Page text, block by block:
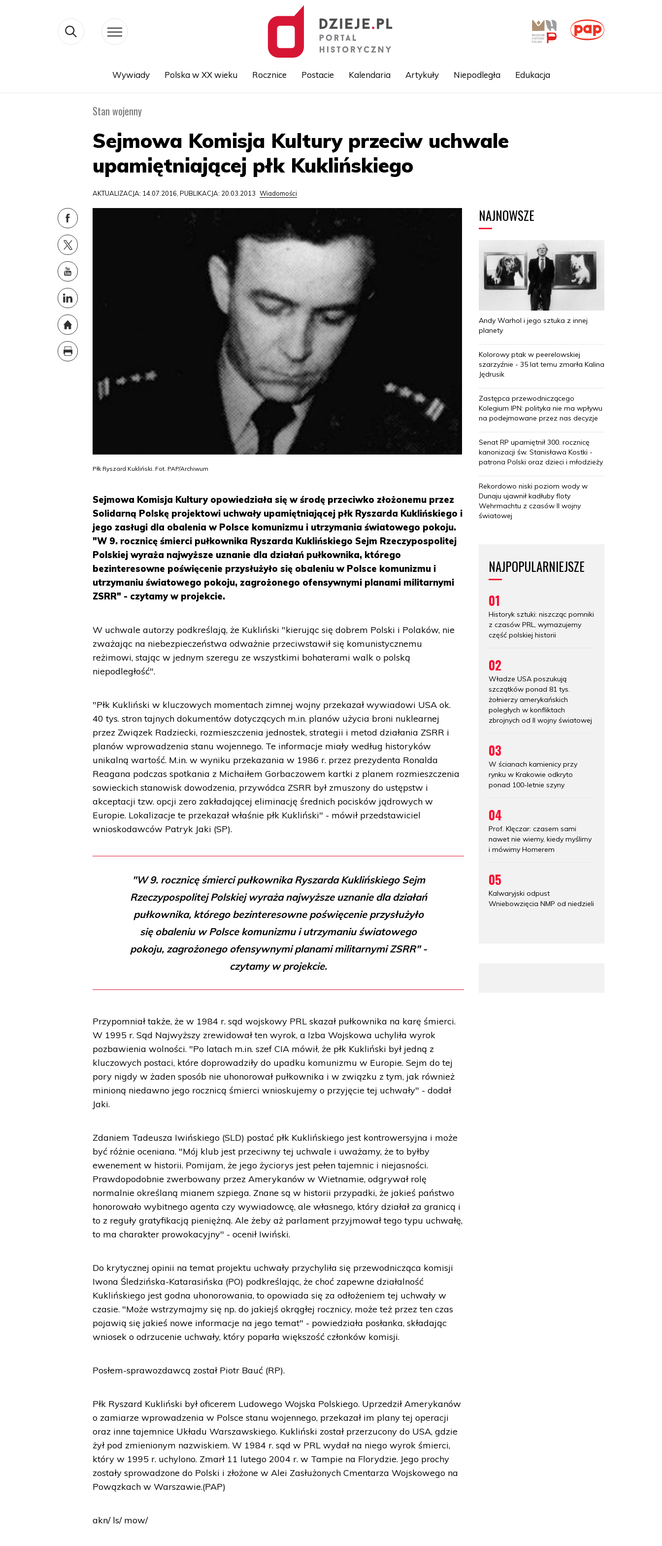
Wywiady Polska w XX wieku Rocznice Postacie Kalendaria Artykuły Niepodległa Edukacja
Stan wojenny
Sejmowa Komisja Kultury przeciw uchwale
upamiętniającej płk Kuklińskiego
AKTUALIZACJA: 14.07.2016, PUBLIKACJA: 20.03.2013 Wiadomości
Płk Ryszard Kukliński. Fot. PAP/Archiwum
Sejmowa Komisja Kultury opowiedziała się w środę przeciwko złożonemu przez
Solidarną Polskę projektowi uchwały upamiętniającej płk Ryszarda Kuklińskiego i
jego zasługi dla obalenia w Polsce komunizmu i utrzymania światowego pokoju.
"W 9. rocznicę śmierci pułkownika Ryszarda Kuklińskiego Sejm Rzeczypospolitej
Polskiej wyraża najwyższe uznanie dla działań pułkownika, którego
bezinteresowne poświęcenie przysłużyło się obaleniu w Polsce komunizmu i
utrzymaniu światowego pokoju, zagrożonego ofensywnymi planami militarnymi
ZSRR" - czytamy w projekcie.
W uchwale autorzy podkreślają, że Kukliński "kierując się dobrem Polski i Polaków, nie
zważając na niebezpieczeństwa odważnie przeciwstawił się komunistycznemu
reżimowi, stając w jednym szeregu ze wszystkimi bohaterami walk o polską
niepodległość".
"Płk Kukliński w kluczowych momentach zimnej wojny przekazał wywiadowi USA ok.
40 tys. stron tajnych dokumentów dotyczących m.in. planów użycia broni nuklearnej
przez Związek Radziecki, rozmieszczenia jednostek, strategii i metod działania ZSRR i
planów wprowadzenia stanu wojennego. Te informacje miały według historyków
unikalną wartość. M.in. w wyniku przekazania w 1986 r. przez prezydenta Ronalda
Reagana podczas spotkania z Michaiłem Gorbaczowem kartki z planem rozmieszczenia
sowieckich stanowisk dowodzenia, przywódca ZSRR był zmuszony do ustępstw i
akceptacji tzw. opcji zero zakładającej eliminację średnich pocisków jądrowych w
Europie. Lokalizacje te przekazał właśnie płk Kukliński" - mówił przedstawiciel
wnioskodawców Patryk Jaki (SP).
"W 9. rocznicę śmierci pułkownika Ryszarda Kuklińskiego Sejm
Rzeczypospolitej Polskiej wyraża najwyższe uznanie dla działań
pułkownika, którego bezinteresowne poświęcenie przysłużyło
się obaleniu w Polsce komunizmu i utrzymaniu światowego
pokoju, zagrożonego ofensywnymi planami militarnymi ZSRR" -
czytamy w projekcie.
Przypomniał także, że w 1984 r. sąd wojskowy PRL skazał pułkownika na karę śmierci.
W 1995 r. Sąd Najwyższy zrewidował ten wyrok, a Izba Wojskowa uchyliła wyrok
pozbawienia wolności. "Po latach m.in. szef CIA mówił, że płk Kukliński był jedną z
kluczowych postaci, które doprowadziły do upadku komunizmu w Europie. Sejm do tej
pory nigdy w żaden sposób nie uhonorował pułkownika i w związku z tym, jak również
minioną niedawno jego rocznicą śmierci wnioskujemy o przyjęcie tej uchwały" - dodał
Jaki.
Zdaniem Tadeusza Iwińskiego (SLD) postać płk Kuklińskiego jest kontrowersyjna i może
być różnie oceniana. "Mój klub jest przeciwny tej uchwale i uważamy, że to byłby
ewenement w historii. Pomijam, że jego życiorys jest pełen tajemnic i niejasności.
Prawdopodobnie zwerbowany przez Amerykanów w Wietnamie, odgrywał rolę
normalnie określaną mianem szpiega. Znane są w historii przypadki, że jakieś państwo
honorowało wybitnego agenta czy wywiadowcę, ale własnego, który działał za granicą i
to z reguły gratyfikacją pieniężną. Ale żeby aż parlament przyjmował tego typu uchwałę,
to ma charakter prowokacyjny" - ocenił Iwiński.
Do krytycznej opinii na temat projektu uchwały przychyliła się przewodnicząca komisji
Iwona Śledzińska-Katarasińska (PO) podkreślając, że choć zapewne działalność
Kuklińskiego jest godna uhonorowania, to opowiada się za odłożeniem tej uchwały w
czasie. "Może wstrzymajmy się np. do jakiejś okrągłej rocznicy, może też przez ten czas
pojawią się jakieś nowe informacje na jego temat" - powiedziała posłanka, składając
wniosek o odrzucenie uchwały, który poparła większość członków komisji.
Posłem-sprawozdawcą został Piotr Bauć (RP).
Płk Ryszard Kukliński był oficerem Ludowego Wojska Polskiego. Uprzedził Amerykanów
o zamiarze wprowadzenia w Polsce stanu wojennego, przekazał im plany tej operacji
oraz inne tajemnice Układu Warszawskiego. Kukliński został przerzucony do USA, gdzie
żył pod zmienionym nazwiskiem. W 1984 r. sąd w PRL wydał na niego wyrok śmierci,
który w 1995 r. uchylono. Zmarł 11 lutego 2004 r. w Tampie na Florydzie. Jego prochy
zostały sprowadzone do Polski i złożone w Alei Zasłużonych Cmentarza Wojskowego na
Powązkach w Warszawie.(PAP)
akn/ ls/ mow/
NAJNOWSZE
Andy Warhol i jego sztuka z innej
planety
Kolorowy ptak w peerelowskiej
szarzyźnie - 35 lat temu zmarła Kalina
Jędrusik
Zastępca przewodniczącego
Kolegium IPN: polityka nie ma wpływu
na podejmowane przez nas decyzje
Senat RP upamiętnił 300. rocznicę
kanonizacji św. Stanisława Kostki -
patrona Polski oraz dzieci i młodzieży
Rekordowo niski poziom wody w
Dunaju ujawnił kadłuby floty
Wehrmachtu z czasów II wojny
światowej
NAJPOPULARNIEJSZE
01
Historyk sztuki: niszcząc pomniki
z czasów PRL, wymazujemy
część polskiej historii
02
Władze USA poszukują
szczątków ponad 81 tys.
żołnierzy amerykańskich
poległych w konfliktach
zbrojnych od II wojny światowej
03
W ścianach kamienicy przy
rynku w Krakowie odkryto
ponad 100-letnie szyny
04
Prof. Klęczar: czasem sami
nawet nie wiemy, kiedy myślimy
i mówimy Homerem
05
Kalwaryjski odpust
Wniebowzięcia NMP od niedzieli